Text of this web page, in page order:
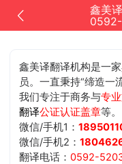
鑫美
鑫美译翻译机构是一
员。一直秉持“缔造一
我们专注于商务与专
翻译公证认证盖章等。
微信/手机1：
微信/手机2：
翻译电话：0592-